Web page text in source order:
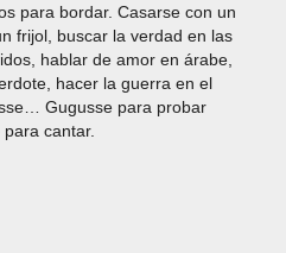
para bordar. Casarse con un
frijol, buscar la verdad en las
hablar de amor en árabe,
hacer la guerra en el
Gugusse para probar
cantar.